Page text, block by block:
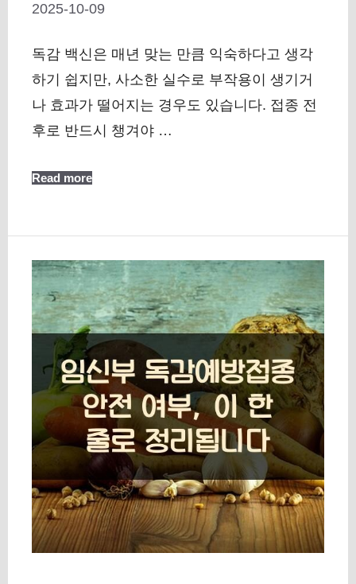
2025-10-09
독감 백신은 매년 맞는 만큼 익숙하다고 생각
하기 쉽지만, 사소한 실수로 부작용이 생기거
나 효과가 떨어지는 경우도 있습니다. 접종 전
후로 반드시 챙겨야 …
Read more